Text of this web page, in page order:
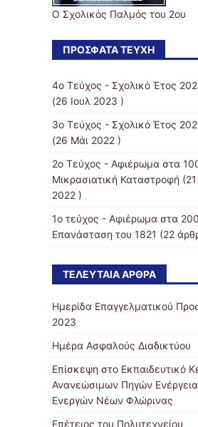
Ο Σχολικός Παλμός του 2ου
ΠΡΌΣΦΑΤΑ ΤΕΎΧΗ
4ο Τεύχος - Σχολικό Έτος
(26 Ιουλ 2023 )
3ο Τεύχος - Σχολικό Έτος
(26 Μάι 2022 )
2ο Τεύχος - Αφιέρωμα στα
Μικρασιατική Καταστροφή
2022 )
1ο τεύχος - Αφιέρωμα στα
Επανάσταση του 1821 (22
ΤΕΛΕΥΤΑΊΑ ΆΡΘΡΑ
Ημερίδα Επαγγελματικού
2023
Ημέρα Ασφαλούς Διαδικτύου
Επίσκεψη στο Εκπαιδευτικό
Ανανεώσιμων Πηγών
Ενεργών Νέων Φλώρινας
Επέτειος του Πολυτεχνείου